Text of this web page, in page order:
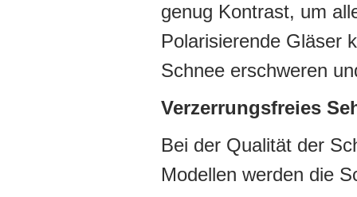
genug Kontrast, um
Polarisierende Gläser
Schnee erschweren
Verzerrungsfreies
Bei der Qualität der
Modellen werden die